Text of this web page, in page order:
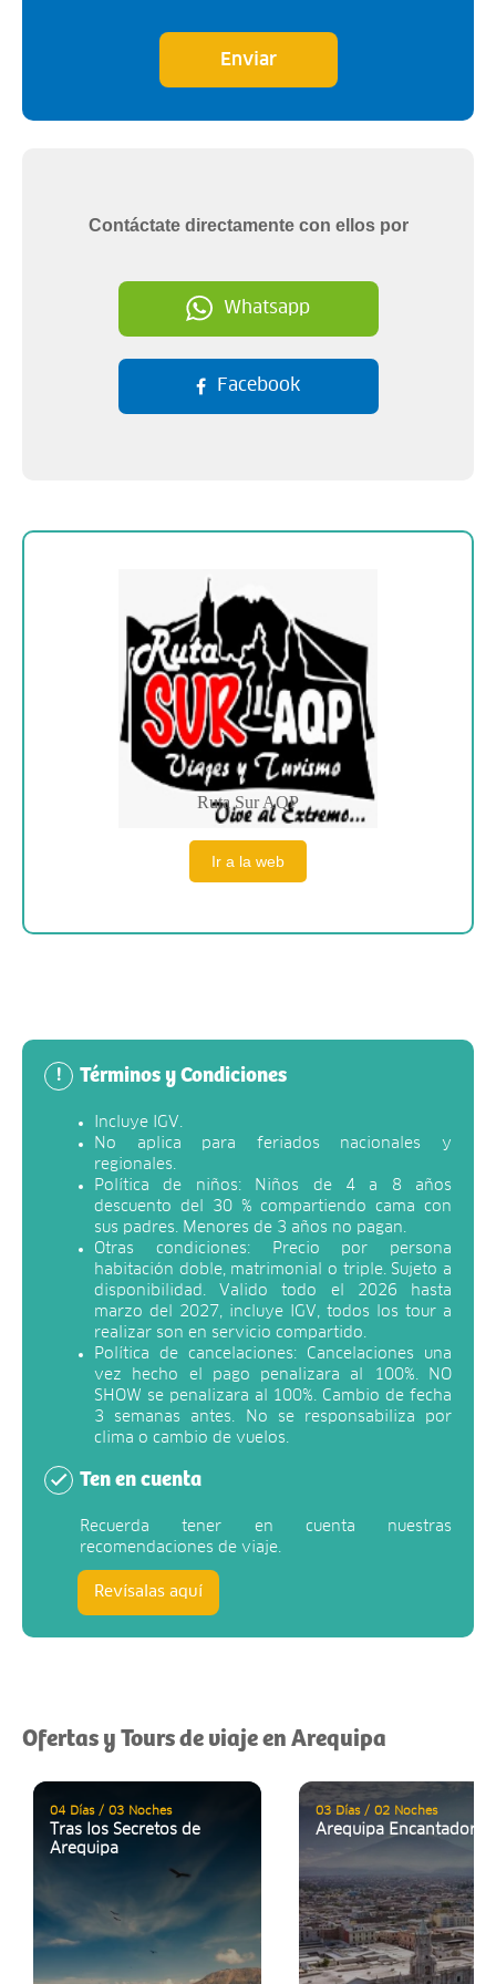
Enviar
Contáctate directamente con ellos por
Whatsapp
Facebook
Sobre la empresa
Ruta Sur AQP
Ir a la web
! Términos y Condiciones
Incluye IGV.
No aplica para feriados nacionales y
regionales.
Política de niños: Niños de 4 a 8 años
descuento del 30 % compartiendo cama con
sus padres. Menores de 3 años no pagan.
Otras condiciones: Precio por persona
habitación doble, matrimonial o triple. Sujeto a
disponibilidad. Valido todo el 2026 hasta
marzo del 2027, incluye IGV, todos los tour a
realizar son en servicio compartido.
Política de cancelaciones: Cancelaciones una
vez hecho el pago penalizara al 100%. NO
SHOW se penalizara al 100%. Cambio de fecha
3 semanas antes. No se responsabiliza por
clima o cambio de vuelos.
Ten en cuenta
Recuerda tener en cuenta nuestras
recomendaciones de viaje.
Revísalas aquí
Ofertas y Tours de viaje en Arequipa
04 Días / 03 Noches
Tras los Secretos de
Arequipa
03 Días / 02 Noches
Arequipa Encantadora